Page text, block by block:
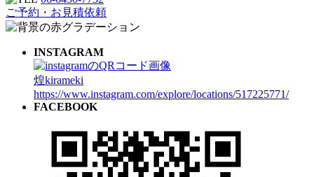
ご予約・お見積依頼
INSTAGRAM
煌kirameki
https://www.instagram.com/explore/locations/517225771/
FACEBOOK